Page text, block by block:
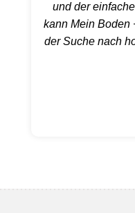
und der
kann Mein Boden
der Suche nach